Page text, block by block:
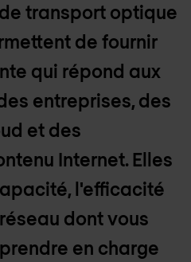
transport optique
de fournir
qui répond aux
entreprises, des
et des
Internet. Elles
l'efficacité
dont vous
en charge